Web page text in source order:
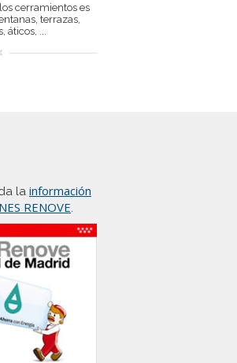
cerramientos es
terrazas,
áticos, ...
la información
RENOVE.